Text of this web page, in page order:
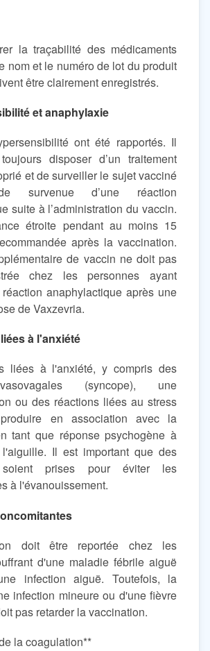
la traçabilité des médicaments
nom et le numéro de lot du produit
être clairement enregistrés.
et anaphylaxie
ont été rapportés. Il
disposer d’un traitement
et de surveiller le sujet vacciné
survenue d’une réaction
suite à l’administration du vaccin.
étroite pendant au moins 15
après la vaccination.
de vaccin ne doit pas
chez les personnes ayant
anaphylactique après une
de Vaxzevria.
à l'anxiété
liées à l'anxiété, y compris des
(syncope), une
ou des réactions liées au stress
en association avec la
tant que réponse psychogène à
Il est important que des
soient prises pour éviter les
à l'évanouissement.
doit être reportée chez les
d'une maladie fébrile aiguë
infection aiguë. Toutefois, la
infection mineure ou d'une fièvre
pas retarder la vaccination.
la coagulation**